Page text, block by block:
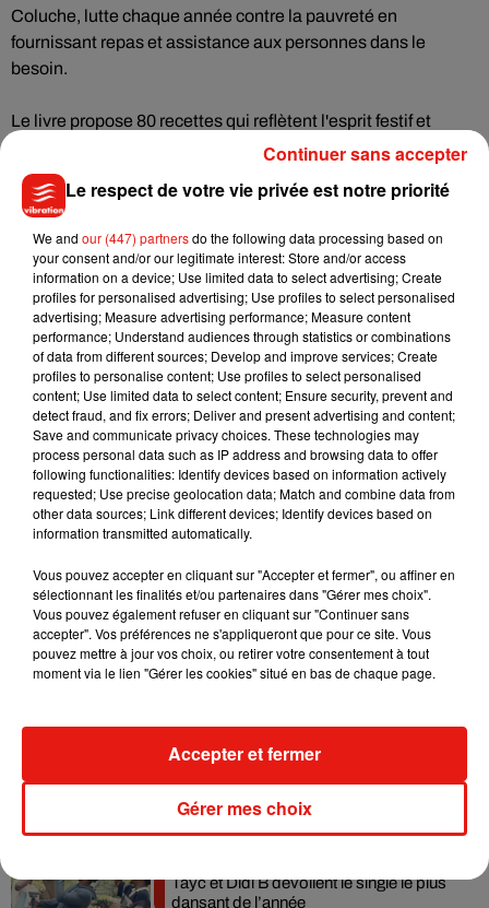
Coluche, lutte chaque année contre la pauvreté en
fournissant repas et assistance aux personnes dans le
besoin.
Le livre propose 80 recettes qui reflètent l'esprit festif et
l'univers des aventures d'Astérix. Voici quelques exemples
de ce que pourrez déguster, à la gauloise bien sûr !
Choux farcis
Blinis de châtaigne et crème de brocciupourAstérix
en Corse,
Pouple grilléen hommage à Astérix en Hispanie,
Épaule de cochon rôtie entière aux mandarines
La Zizanie
Par Toutatis, bon appétit ! C'est l'occasion parfaite de mêler
plaisir culinaire et générosité.
Musique
Julien Lieb s’essaye à la vie de chatelain
dans son nouveau clip
Sensation » avec Kylie Minogue
Tayc et Didi B dévoilent le single le plus
dansant de l’année
Le respect de votre vie privée est notre priorité
We and our (447) partnersdo the following data processing based on
your consent and/or our legitimate interest: Store and/or access
information on a device; Use limited data to select advertising; Create
profiles for personalised advertising; Use profiles to select personalised
advertising; Measure advertising performance; Measure content
performance; Understand audiences through statistics or combinations
of data from different sources; Develop and improve services; Create
profiles to personalise content; Use profiles to select personalised
content; Use limited data to select content; Ensure security, prevent and
detect fraud, and fix errors; Deliver and present advertising and content;
Save and communicate privacy choices. These technologies may
process personal data such as IP address and browsing data to offer
following functionalities: Identify devices based on information actively
requested; Use precise geolocation data; Match and combine data from
other data sources; Link different devices; Identify devices based on
information transmitted automatically.
Vous pouvez accepter en cliquant sur "Accepter et fermer", ou affiner en
sélectionnant les finalités et/ou partenaires dans "Gérer mes choix".
Vous pouvez également refuser en cliquant sur "Continuer sans
accepter". Vos préférences ne s'appliqueront que pour ce site. Vous
pouvez mettre à jour vos choix, ou retirer votre consentement à tout
moment via le lien "Gérer les cookies" situé en bas de chaque page.
Gérer mes choix
Accepter et fermer
Continuer sans accepter